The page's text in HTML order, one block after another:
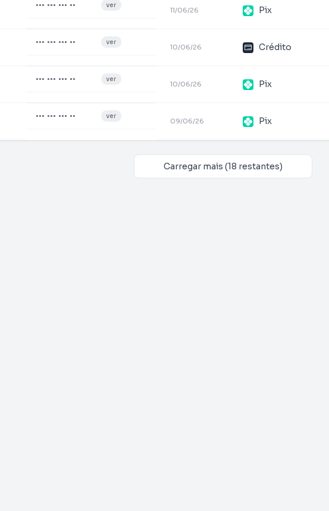
••• ••• ••• •• ver
11/06/26 Pix
••• ••• ••• •• ver
10/06/26 Crédito
••• ••• ••• •• ver
10/06/26 Pix
••• ••• ••• •• ver
09/06/26 Pix
Carregar mais (18 restantes)